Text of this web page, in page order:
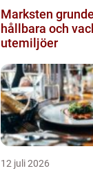
Marksten grunden för
hållbara och
utemiljöer
12 juli 2026